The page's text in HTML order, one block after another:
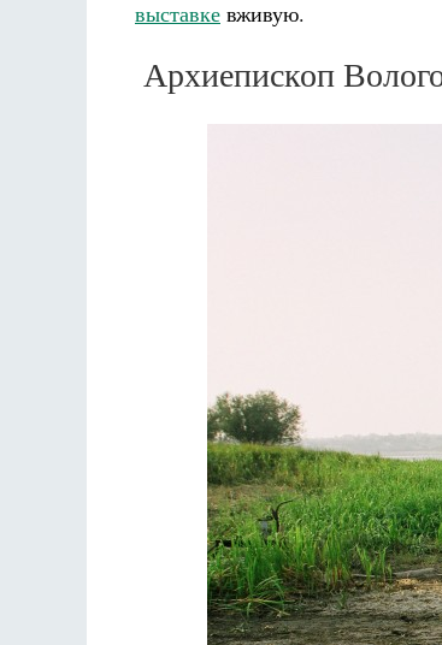
выставке вживую.
Архиепископ